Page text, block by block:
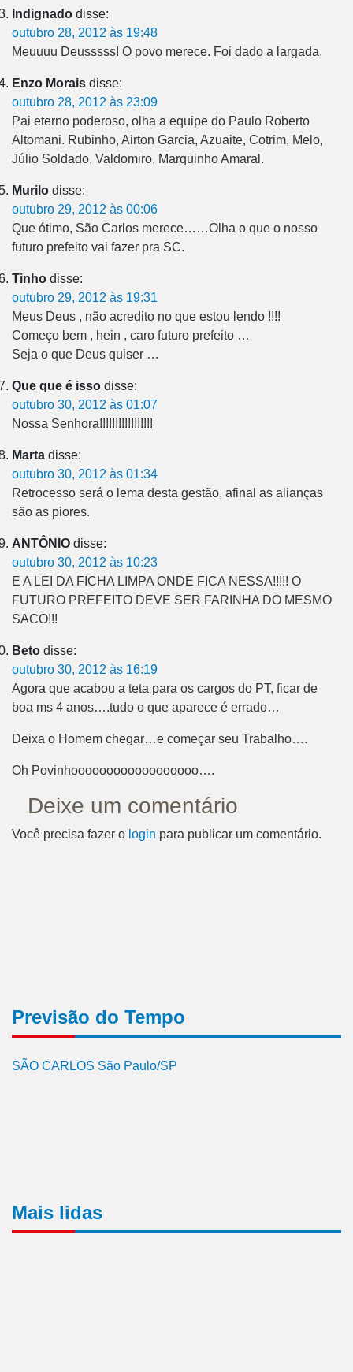
Indignado disse:
outubro 28, 2012 às 19:48
Meuuuu Deusssss! O povo merece. Foi dado a largada.
Enzo Morais disse:
outubro 28, 2012 às 23:09
Pai eterno poderoso, olha a equipe do Paulo Roberto
Altomani. Rubinho, Airton Garcia, Azuaite, Cotrim, Melo,
Júlio Soldado, Valdomiro, Marquinho Amaral.
Murilo disse:
outubro 29, 2012 às 00:06
Que ótimo, São Carlos merece……Olha o que o nosso
futuro prefeito vai fazer pra SC.
Tinho disse:
outubro 29, 2012 às 19:31
Meus Deus , não acredito no que estou lendo !!!!
Começo bem , hein , caro futuro prefeito …
Seja o que Deus quiser …
Que que é isso disse:
outubro 30, 2012 às 01:07
Nossa Senhora!!!!!!!!!!!!!!!!!
Marta disse:
outubro 30, 2012 às 01:34
Retrocesso será o lema desta gestão, afinal as alianças
são as piores.
ANTÔNIO disse:
outubro 30, 2012 às 10:23
E A LEI DA FICHA LIMPA ONDE FICA NESSA!!!!! O
FUTURO PREFEITO DEVE SER FARINHA DO MESMO
SACO!!!
Beto disse:
outubro 30, 2012 às 16:19
Agora que acabou a teta para os cargos do PT, ficar de
boa ms 4 anos….tudo o que aparece é errado…
Deixa o Homem chegar…e começar seu Trabalho….
Oh Povinhoooooooooooooooooo….
Deixe um comentário
Você precisa fazer o login para publicar um comentário.
Previsão do Tempo
SÃO CARLOS São Paulo/SP
Mais lidas